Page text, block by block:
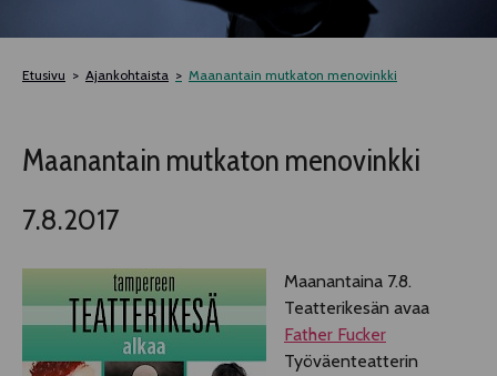
TELTTALAB
TAPAHTUMIEN YÖ
Etusivu Ajankohtaista Maanantain mutkaton menovinkki
Maanantain mutkaton menovinkki
7.8.2017
Maanantaina 7.8.
Teatterikesän avaa
Father Fucker
Työväenteatterin